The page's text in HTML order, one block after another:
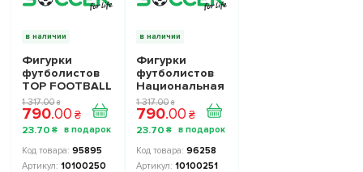
в наличии
Фигурки
футболистов
TOP FOOTBALL
STARS - Набор
The Football
Stars
Collection 1
10100250
1 317.00 ₴
790.00 ₴
23.70 ₴
95895
10100250
в наличии
Фигурки
футболистов
Национальная
Сборная
Украины TOP
FOOTBALL
STARS
Collection 2
10100251
1 317.00 ₴
790.00 ₴
23.70 ₴
96258
10100251